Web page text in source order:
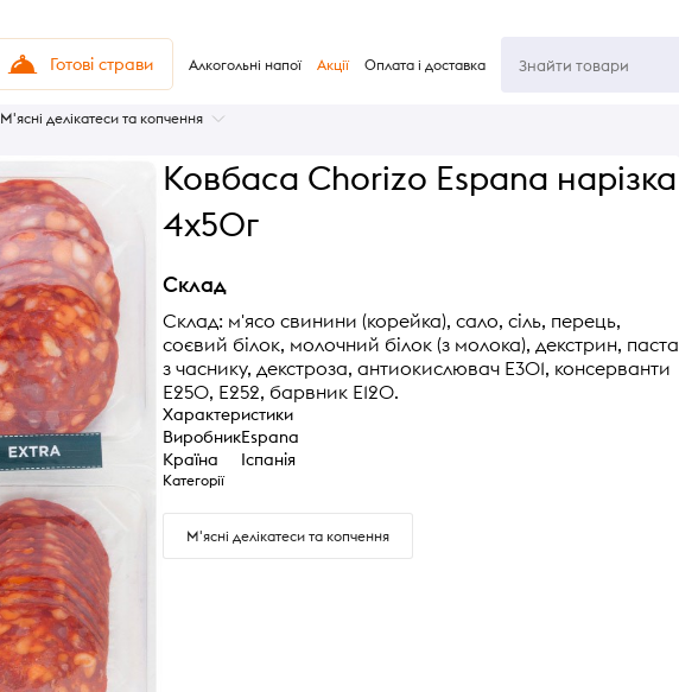
Готові страви Алкогольні напої Акції Оплата і доставка
М'ясні делікатеси та копчення
Ковбаса Chorizo Espana нарізка
4х50г
Склад
Склад: м'ясо свинини (корейка), сало, сіль, перець,
соєвий білок, молочний білок (з молока), декстрин, паста
з часнику, декстроза, антиокислювач Е301, консерванти
Е250, E252, барвник Е120.
Характеристики
ВиробникEspana
Країна
Іспанія
Категорії
М'ясні делікатеси та копчення